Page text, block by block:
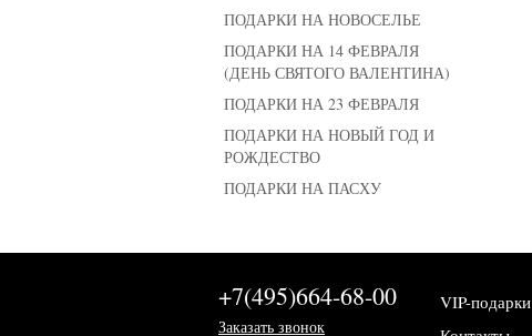
ПОДАРКИ НА НОВОСЕЛЬЕ
ПОДАРКИ НА 14 ФЕВРАЛЯ
(ДЕНЬ СВЯТОГО ВАЛЕНТИНА)
ПОДАРКИ НА 23 ФЕВРАЛЯ
ПОДАРКИ НА НОВЫЙ ГОД И
РОЖДЕСТВО
ПОДАРКИ НА ПАСХУ
+7(495)664-68-00
Заказать звонок
VIP-подарки